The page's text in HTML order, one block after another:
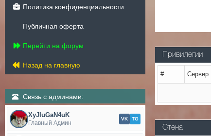
Политика конфиденциальности
Публичная оферта
Перейти на форум
Назад на главную
Связь с админами:
XyJIuGaN4uK
Главный Админ
VK TG
Привилегии
# Сервер
Стена